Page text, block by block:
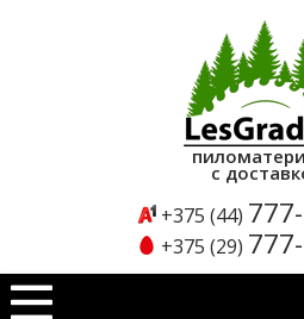
с
+375 (44)
+375 (29)
о
к